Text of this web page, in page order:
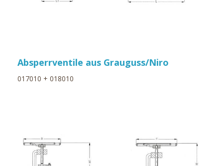
Absperrventile aus Grauguss/Niro
017010 + 018010